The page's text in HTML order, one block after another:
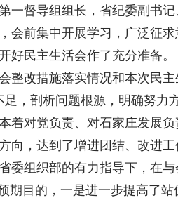
督导组组长，省纪委副书记
会前集中开展学习，广泛征
好民主生活会作了充分准备。
整改措施落实情况和本次民
，剖析问题根源，明确努力
着对党负责、对石家庄发展
，达到了增进团结、改进工
委组织部的有力指导下，在
目的，一是进一步提高了站